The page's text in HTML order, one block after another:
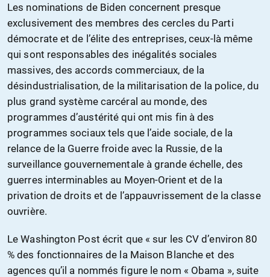
Les nominations de Biden concernent presque
exclusivement des membres des cercles du Parti
démocrate et de l’élite des entreprises, ceux-là même
qui sont responsables des inégalités sociales
massives, des accords commerciaux, de la
désindustrialisation, de la militarisation de la police, du
plus grand système carcéral au monde, des
programmes d’austérité qui ont mis fin à des
programmes sociaux tels que l’aide sociale, de la
relance de la Guerre froide avec la Russie, de la
surveillance gouvernementale à grande échelle, des
guerres interminables au Moyen-Orient et de la
privation de droits et de l’appauvrissement de la classe
ouvrière.
Le Washington Post écrit que « sur les CV d’environ 80
% des fonctionnaires de la Maison Blanche et des
agences qu’il a nommés figure le nom « Obama », suite